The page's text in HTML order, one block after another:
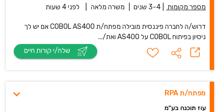
מספר מקומות 3-4 שנים משרה מלאה לפני 4 שעות
דרוש/ה לחברה פיננסית מובילה מפתח/ת COBOL AS400 אם יש לך
ניסיון בפיתוח COBOL על AS400 ואת/...
מפתח/ת RPA
עוז תוכנה בע"מ